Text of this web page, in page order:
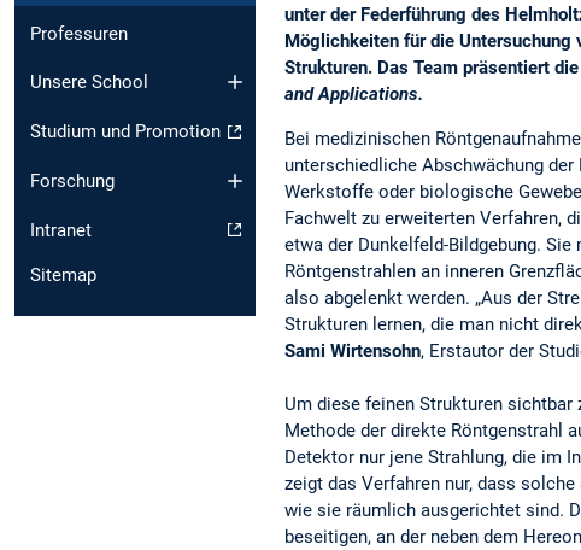
Professuren
Unsere School
Studium und Promotion
Forschung
Intranet
Sitemap
unter der Federführung des
Möglichkeiten für die Untersuchung
Strukturen. Das Team präsentiert
and Applications.
Bei medizinischen
unterschiedliche Abschwächung
Werkstoffe oder biologische
Fachwelt zu erweiterten Verfahren,
etwa der Dunkelfeld-Bildgebung.
Röntgenstrahlen an inneren
also abgelenkt werden. „Aus der
Strukturen lernen, die man nicht
Sami Wirtensohn, Erstautor der
Um diese feinen Strukturen sichtbar
Methode der direkte Röntgenstrahl
Detektor nur jene Strahlung, die im
zeigt das Verfahren nur, dass
wie sie räumlich ausgerichtet sind.
beseitigen, an der neben dem